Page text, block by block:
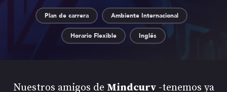
Plan de carrera Ambiente Internacional
Horario Flexible Inglés
Nuestros amigos de ​Mindcurv-tenemos ya